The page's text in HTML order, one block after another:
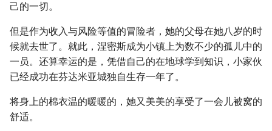
己的一切。
但是作为收入与风险等值的冒险者，她的父母在她八岁的时
候就去世了。就此，涅密斯成为小镇上为数不少的孤儿中的
一员。还算幸运的是，凭借自己的在地球学到知识，小家伙
已经成功在芬达米亚城独自生存一年了。
将身上的棉衣温的暖暖的，她又美美的享受了一会儿被窝的
舒适。